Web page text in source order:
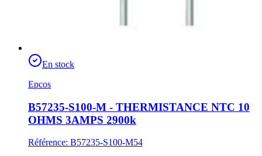
En stock
Epcos
B57235-S100-M - THERMISTANCE NTC 10
OHMS 3AMPS 2900k
Référence: B57235-S100-M54